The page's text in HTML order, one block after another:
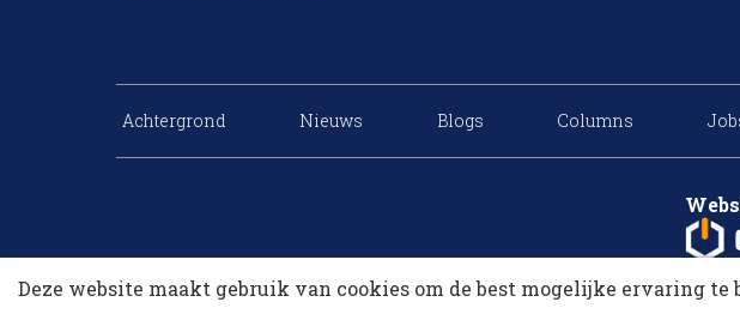
Achtergrond Nieuws Blogs Columns
Deze website maakt gebruik van cookies om de best mogelijke ervaring te